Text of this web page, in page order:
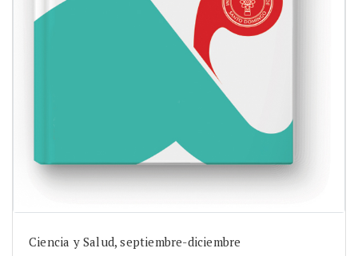
Ciencia y Salud, septiembre-diciembre